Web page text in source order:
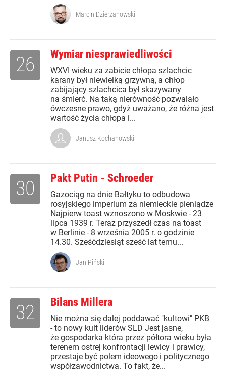
Marcin Dzierżanowski
Wymiar niesprawiedliwości
WXVI wieku za zabicie chłopa szlachcic
karany był niewielką grzywną, a chłop
zabijający szlachcica był skazywany
na śmierć. Na taką nierówność pozwalało
ówczesne prawo, gdyż uważano, że różna jest
wartość życia chłopa i...
26
Janusz Kochanowski
Pakt Putin - Schroeder
Gazociąg na dnie Bałtyku to odbudowa
rosyjskiego imperium za niemieckie pieniądze
Najpierw toast wznoszono w Moskwie - 23
lipca 1939 r. Teraz przyszedł czas na toast
w Berlinie - 8 września 2005 r. o godzinie
14.30. Sześćdziesiąt sześć lat temu...
30
Jan Piński
Bilans Millera
Nie można się dalej poddawać "kultowi" PKB
- to nowy kult liderów SLD Jest jasne,
że gospodarka która przez półtora wieku była
terenem ostrej konfrontacji lewicy i prawicy,
przestaje być polem ideowego i politycznego
współzawodnictwa. To fakt, że...
32